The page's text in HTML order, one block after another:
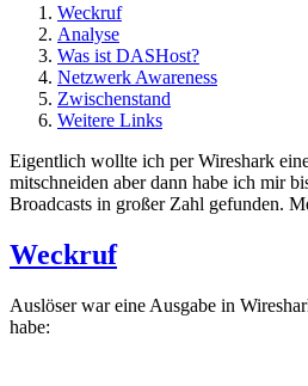
Weckruf
Analyse
Was ist DASHost?
Netzwerk Awareness
Zwischenstand
Weitere Links
Eigentlich wollte ich per Wireshark
mitschneiden aber dann habe ich mir
Broadcasts in großer Zahl gefunden.
Weckruf
Auslöser war eine Ausgabe in
habe: